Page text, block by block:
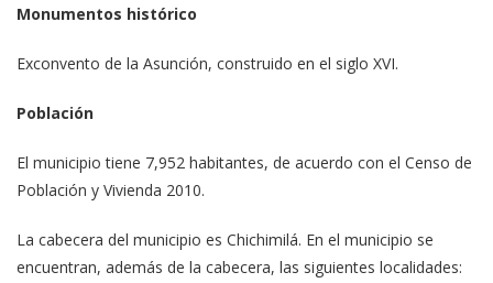
Monumentos histórico
Exconvento de la Asunción, construido en el siglo XVI.
Población
El municipio tiene 7,952 habitantes, de acuerdo con el Censo de
Población y Vivienda 2010.
La cabecera del municipio es Chichimilá. En el municipio se
encuentran, además de la cabecera, las siguientes localidades: